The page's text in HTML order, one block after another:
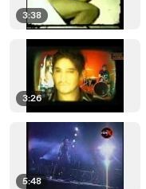
3:38
3:26
5:48